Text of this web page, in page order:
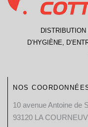
D’HYGIÈNE,
NOS
10 avenue Antoine de
93120 LA